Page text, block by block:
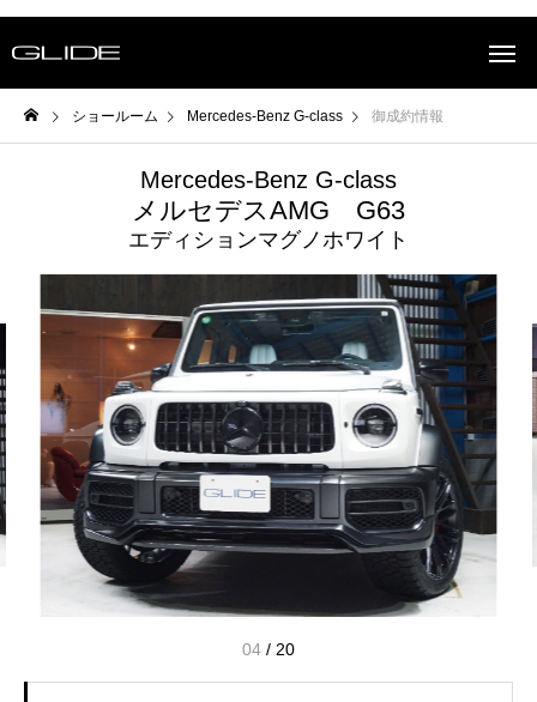
ショールーム Mercedes-Benz G-class 御成約情報
Mercedes-Benz G-class
メルセデスAMG G63
エディションマグノホワイト
04 / 20